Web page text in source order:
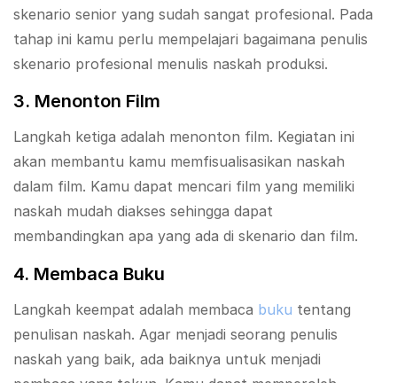
skenario senior yang sudah sangat profesional. Pada
tahap ini kamu perlu mempelajari bagaimana penulis
skenario profesional menulis naskah produksi.
3. Menonton Film
Langkah ketiga adalah menonton film. Kegiatan ini
akan membantu kamu memfisualisasikan naskah
dalam film. Kamu dapat mencari film yang memiliki
naskah mudah diakses sehingga dapat
membandingkan apa yang ada di skenario dan film.
4. Membaca Buku
Langkah keempat adalah membaca buku tentang
penulisan naskah. Agar menjadi seorang penulis
naskah yang baik, ada baiknya untuk menjadi